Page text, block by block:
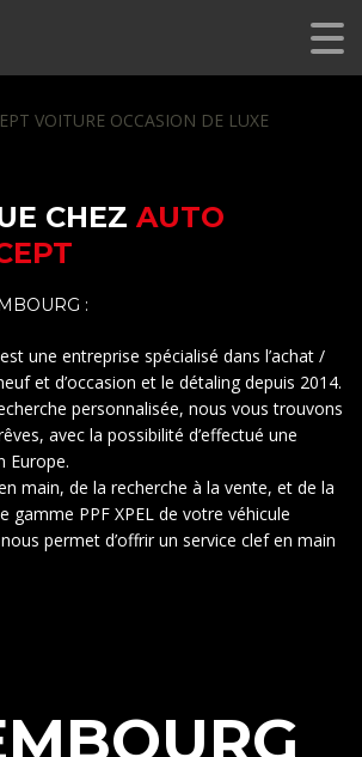
CHEZ AUTO
:
une entreprise spécialisé dans l’achat /
et d’occasion et le détaling depuis 2014.
personnalisée, nous vous trouvons
avec la possibilité d’effectué une
Europe.
main, de la recherche à la vente, et de la
gamme PPF XPEL de votre véhicule
permet d’offrir un service clef en main